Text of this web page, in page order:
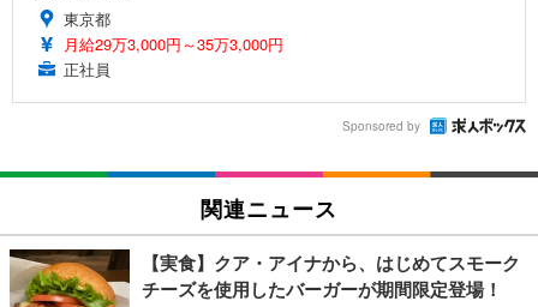
東京都
月給29万3,000円～35万3,000円
正社員
Sponsored by
関連ニュース
【実食】クア・アイナから、はじめてスモーク
チーズを使用したバーガーが期間限定登場！